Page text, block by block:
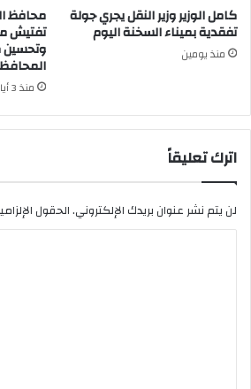
كامل الوزير وزير النقل يجري جولة
تفقدية بميناء السخنة اليوم
منذ يومين
محافظ
تفتيش
وتحسين
منذ 3 أيام
اترك تعليقاً
لن يتم نشر عنوان بريدك الإلكتروني.الحقول